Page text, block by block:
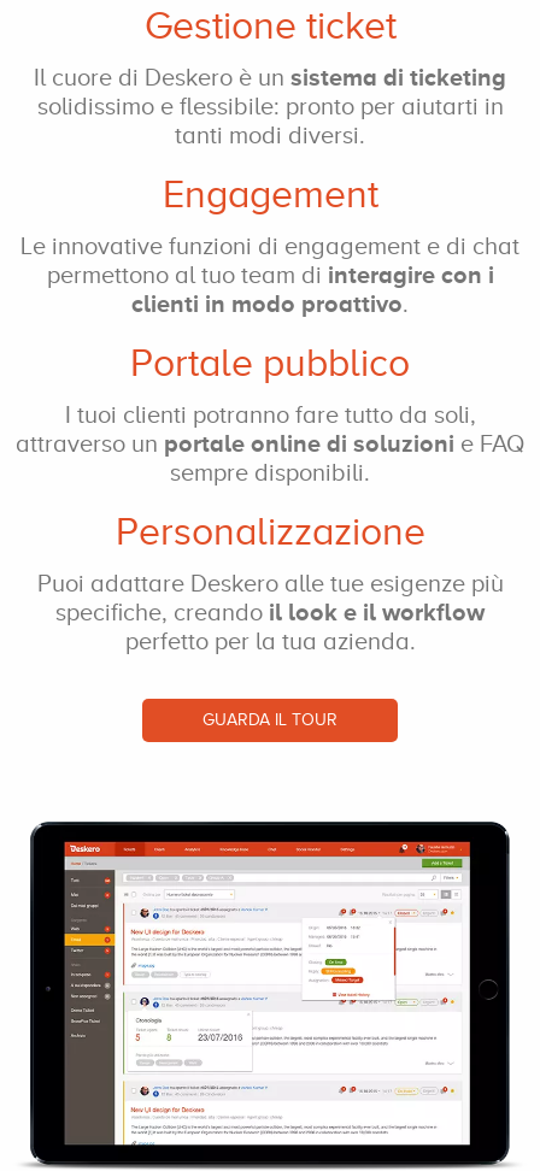
Gestione ticket
Il cuore di Deskero è un sistema di ticketing
solidissimo e flessibile: pronto per aiutarti in
tanti modi diversi.
Engagement
Le innovative funzioni di engagement e di chat
permettono al tuo team di interagire con i
clienti in modo proattivo.
Portale pubblico
I tuoi clienti potranno fare tutto da soli,
attraverso un portale online di soluzioni e FAQ
sempre disponibili.
Personalizzazione
Puoi adattare Deskero alle tue esigenzepiù
specifiche, creando il look e il workflow
perfetto per la tua azienda.
GUARDA IL TOUR